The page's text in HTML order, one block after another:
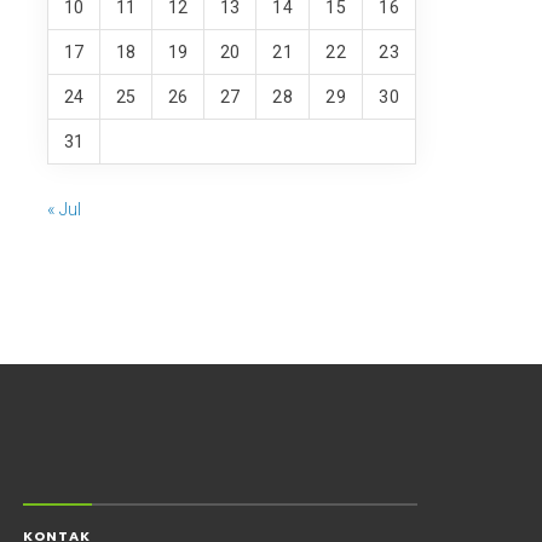
10 11 12 13 14 15 16
17 18 19 20 21 22 23
24 25 26 27 28 29 30
31
« Jul
KONTAK